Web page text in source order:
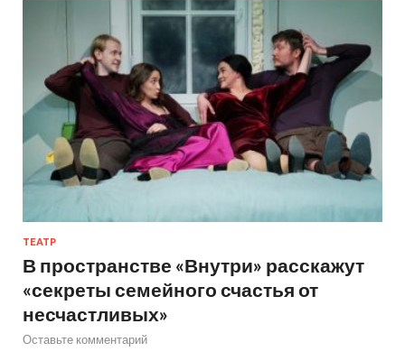
ТЕАТР
В пространстве «Внутри» расскажут
«секреты семейного счастья от
несчастливых»
Оставьте комментарий